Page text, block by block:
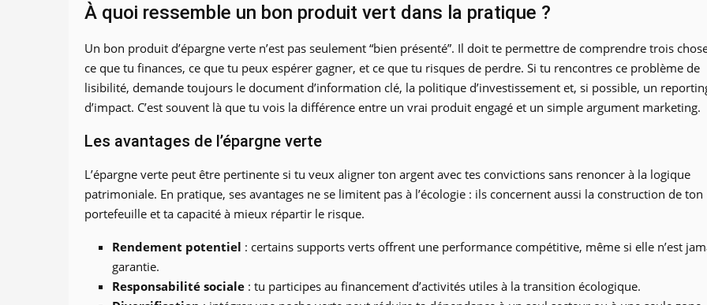
À quoi ressemble un bon produit vert dans la pratique ?
Un bon produit d’épargne verte n’est pas seulement “bien présenté”. Il doit te permettre de comprendre trois
ce que tu finances, ce que tu peux espérer gagner, et ce que tu risques de perdre. Si tu rencontres ce problème de
lisibilité, demande toujours le document d’information clé, la politique d’investissement et, si possible, un
d’impact. C’est souvent là que tu vois la différence entre un vrai produit engagé et un simple argument marketing.
Les avantages de l’épargne verte
L’épargne verte peut être pertinente si tu veux aligner ton argent avec tes convictions sans renoncer à la logique
patrimoniale. En pratique, ses avantages ne se limitent pas à l’écologie : ils concernent aussi la construction de ton
portefeuille et ta capacité à mieux répartir le risque.
Rendement potentiel : certains supports verts offrent une performance compétitive, même si elle n’est
garantie.
Responsabilité sociale : tu participes au financement d’activités utiles à la transition écologique.